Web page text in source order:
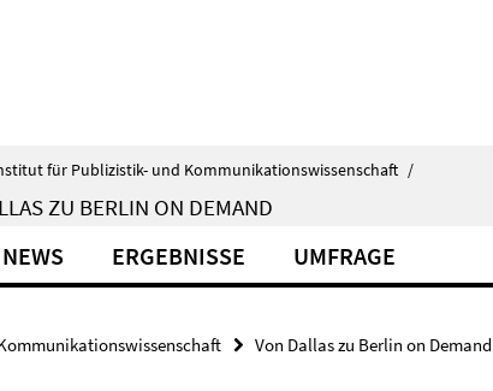
für Publizistik- und Kommunikationswissenschaft /
ZU BERLIN ON DEMAND
NEWS ERGEBNISSE UMFRAGE
Von Dallas zu Berlin on Demand